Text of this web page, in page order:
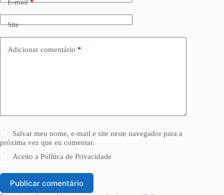
E-mail*
Site
Adicionar comentário *
Salvar meu nome, e-mail e site neste navegador para a
próxima vez que eu comentar.
Aceito aPolítica de Privacidade
Publicar comentário